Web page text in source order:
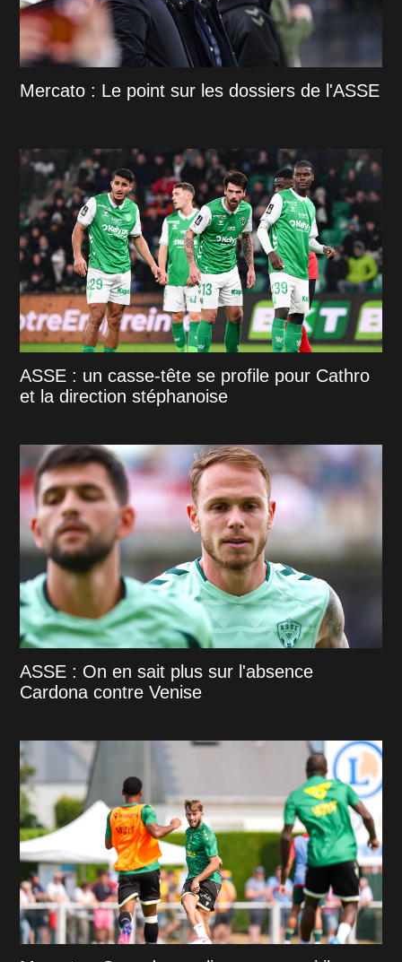
Mercato : Le point sur les dossiers de l'ASSE
ASSE : un casse-tête se profile pour Cathro
et la direction stéphanoise
ASSE : On en sait plus sur l'absence
Cardona contre Venise